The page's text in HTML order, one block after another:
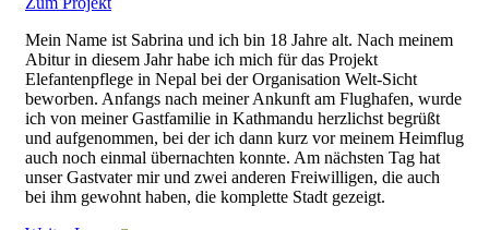
Mein Name ist Sabrina und ich bin 18 Jahre alt. Nach meinem
Abitur in diesem Jahr habe ich mich für das Projekt
Elefantenpflege in Nepal bei der Organisation Welt-Sicht
beworben. Anfangs nach meiner Ankunft am Flughafen, wurde
ich von meiner Gastfamilie in Kathmandu herzlichst begrüßt
und aufgenommen, bei der ich dann kurz vor meinem Heimflug
auch noch einmal übernachten konnte. Am nächsten Tag hat
unser Gastvater mir und zwei anderen Freiwilligen, die auch
bei ihm gewohnt haben, die komplette Stadt gezeigt.